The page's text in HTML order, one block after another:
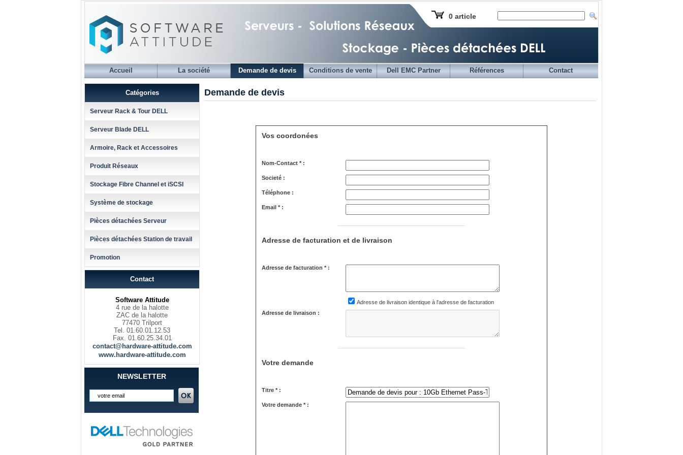
0 article
Accueil La société Demande de devis Conditions de vente Dell EMC Partner Références Contact
Catégories
Serveur Rack & Tour DELL
Serveur Blade DELL
Armoire, Rack et Accessoires
Produit Réseaux
Stockage Fibre Channel et iSCSI
Système de stockage
Pièces détachées Serveur
Pièces détachées Station de travail
Promotion
Contact
Software Attitude
4 rue de la halotte
ZAC de la halotte
77470 Trilport
Tel. 01.60.01.12.53
Fax. 01.60.25.34.01
contact@hardware-attitude.com
www.hardware-attitude.com
NEWSLETTER
Demande de devis
Vos coordonées
Nom-Contact * :
Societé :
Téléphone :
Email * :
Adresse de facturation et de livraison
Adresse de facturation * :
Adresse de livraison identique à l'adresse de facturation
Adresse de livraison :
Votre demande
Titre * :
Votre demande * :